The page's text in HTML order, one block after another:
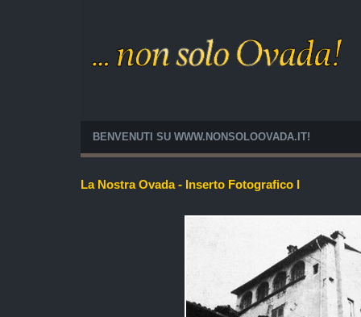
BENVENUTI SU WWW.NONSOLOOVADA.IT!
La Nostra Ovada - Inserto Fotografico I